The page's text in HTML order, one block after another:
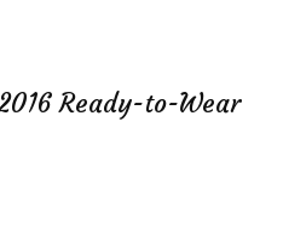
Ready-to-Wear